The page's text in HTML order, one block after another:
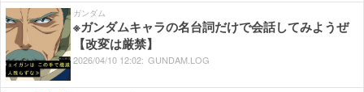
ガンダム
※ガンダムキャラの名台詞だけで会話してみようぜ
【改変は厳禁】
2026/04/10 12:02: GUNDAM.LOG